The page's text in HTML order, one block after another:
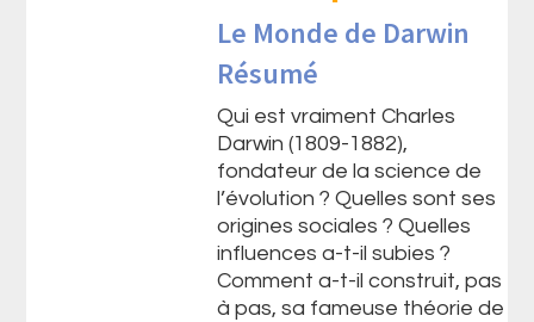
Le Monde de Darwin
Résumé
Qui est vraiment Charles
Darwin (1809-1882),
fondateur de la science de
l’évolution ? Quelles sont ses
origines sociales ? Quelles
influences a-t-il subies ?
Comment a-t-il construit, pas
à pas, sa fameuse théorie de